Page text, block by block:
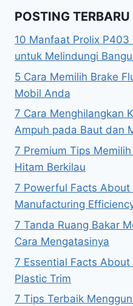
POSTING TERBARU
10 Manfaat Prolix
untuk Melindungi
5 Cara Memilih Brake
Mobil Anda
7 Cara Menghilangkan
Ampuh pada Baut dan
7 Premium Tips
Hitam Berkilau
7 Powerful Facts
Manufacturing
7 Tanda Ruang Bakar
Cara Mengatasinya
7 Essential Facts
Plastic Trim
7 Tips Terbaik